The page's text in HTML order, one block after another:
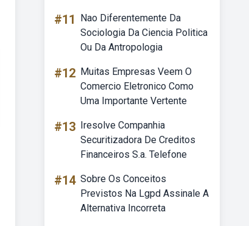
#11
Nao Diferentemente Da
Sociologia Da Ciencia Politica
Ou Da Antropologia
#12 Muitas Empresas Veem O
Comercio Eletronico Como
Uma Importante Vertente
#13 Iresolve Companhia
Securitizadora De Creditos
Financeiros S.a. Telefone
#14 Sobre Os Conceitos
Previstos Na Lgpd Assinale A
Alternativa Incorreta